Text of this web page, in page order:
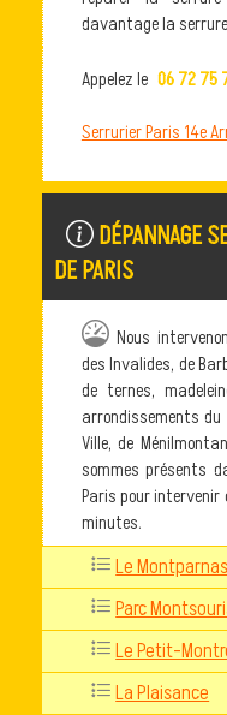
davantage la
Appelez le 06 72 75
Serrurier Paris 14e
DÉPANNAGE
DE PARIS
Nous
des Invalides, de
de ternes,
arrondissements du
Ville, de
sommes présents
Paris pour intervenir
minutes.
Le
Parc
Le Petit-
La Plaisance